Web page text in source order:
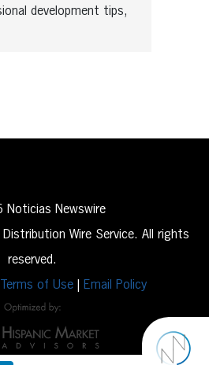
development tips,
Newswire
Distribution Wire Service. All rights
reserved.
Terms of Use Email Policy